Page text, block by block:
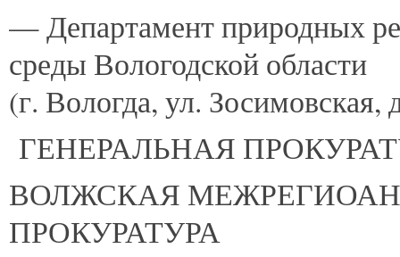
— Департамент природных
среды Вологодской области
(г. Вологда, ул. Зосимовская,
ГЕНЕРАЛЬНАЯ
ВОЛЖСКАЯ
ПРОКУРАТУРА